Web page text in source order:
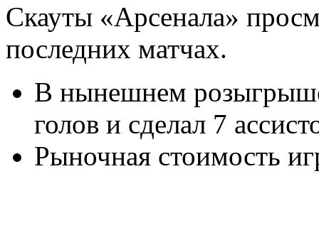
Скауты «Арсенала»
последних матчах.
В нынешнем
голов и сделал 7
Рыночная стоимость